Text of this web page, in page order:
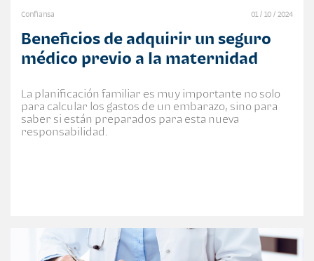
Confiansa 01 / 10 / 2024
Beneficios de adquirir un seguro
médico previo a la maternidad
La planificación familiar es muy importante no solo
para calcular los gastos de un embarazo, sino para
saber si están preparados para esta nueva
responsabilidad.